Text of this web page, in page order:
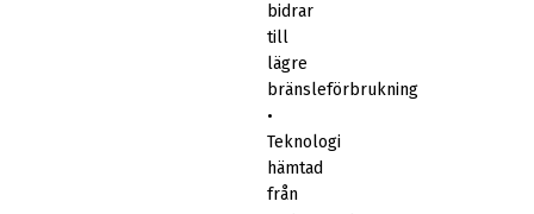
bidrar
till
lägre
bränsleförbrukning
•
Teknologi
hämtad
från